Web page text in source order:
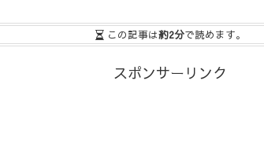
この記事は約2分で読めます。
スポンサーリンク